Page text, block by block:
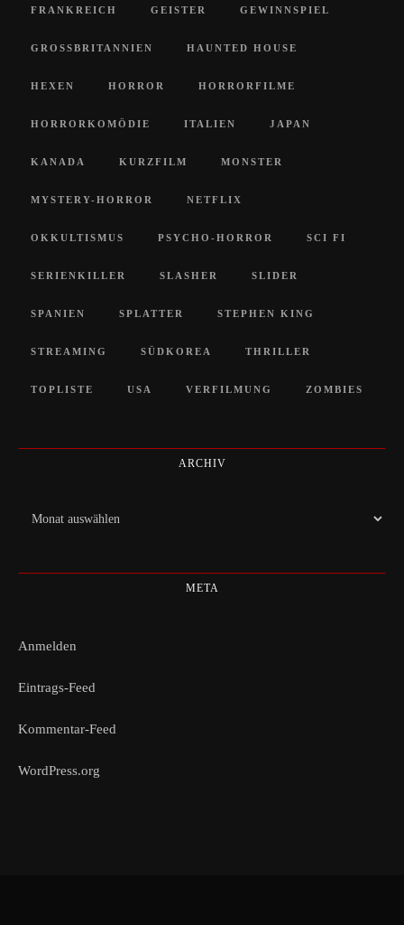
FRANKREICH GEISTER GEWINNSPIEL
GROSSBRITANNIEN HAUNTED HOUSE
HEXEN HORROR HORRORFILME
HORRORKOMÖDIE ITALIEN JAPAN
KANADA KURZFILM MONSTER
MYSTERY-HORROR NETFLIX
OKKULTISMUS PSYCHO-HORROR SCI FI
SERIENKILLER SLASHER SLIDER
SPANIEN SPLATTER STEPHEN KING
STREAMING SÜDKOREA THRILLER
TOPLISTE USA VERFILMUNG ZOMBIES
ARCHIV
Archiv
META
Anmelden
Eintrags-Feed
Kommentar-Feed
WordPress.org